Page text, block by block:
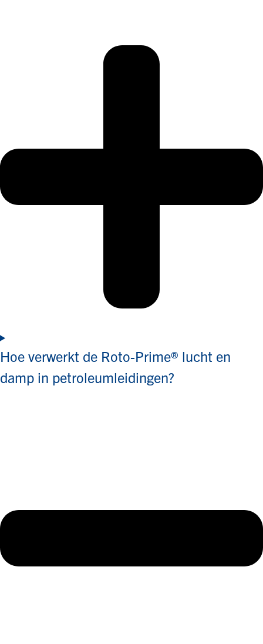
Hoe verwerkt de Roto-Prime® lucht en
damp in petroleumleidingen?